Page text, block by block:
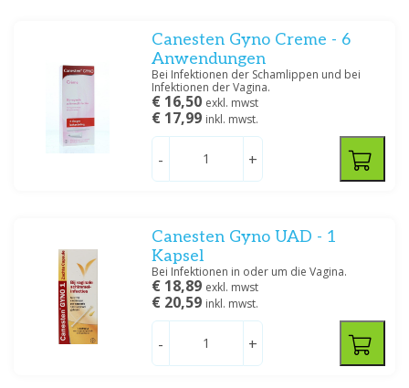
Canesten Gyno Creme - 6
Anwendungen
Bei Infektionen der Schamlippen und bei
Infektionen der Vagina.
€ 16,50 exkl. mwst
€ 17,99 inkl. mwst.
- +
Canesten Gyno UAD - 1
Kapsel
Bei Infektionen in oder um die Vagina.
€ 18,89 exkl. mwst
€ 20,59 inkl. mwst.
- +